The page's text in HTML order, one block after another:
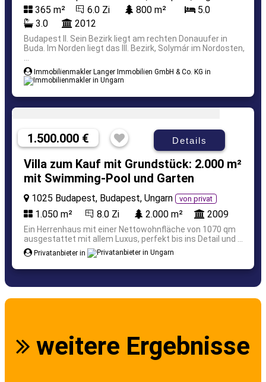
365 m²
6.0 Zi 800 m²
5.0
3.0
2012
Budapest II. Sein Bezirk liegt am rechten Donauufer in
Buda. Im Norden liegt das III. Bezirk, Solymár im Nordosten,
Immobilienmakler Langer Immobilien GmbH & Co. KG in
1.500.000 € Details
Villa zum Kauf mit Grundstück: 2.000 m²
mit Swimming-Pool und Garten
1025 Budapest, Budapest, Ungarn von privat
1.050 m² 8.0 Zi 2.000 m² 2009
Ein Herrenhaus mit einer Nettowohnfläche von 1070 qm
ausgestattet mit allem Luxus, perfekt bis ins Detail und ...
Privatanbieter in
weitere Ergebnisse